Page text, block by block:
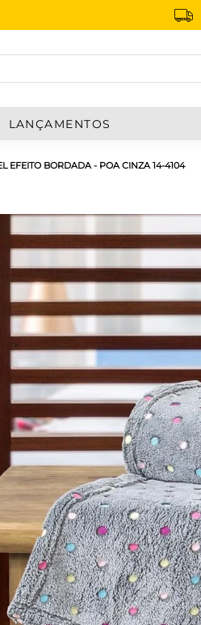
LANÇAMENTOS
EFEITO BORDADA - POA CINZA 14-4104